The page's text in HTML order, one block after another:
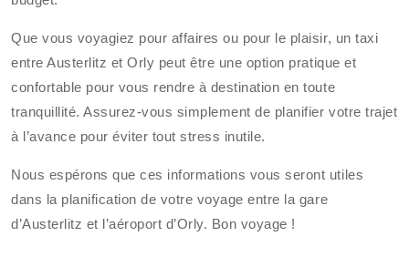
Que vous voyagiez pour affaires ou pour le plaisir, un taxi
entre Austerlitz et Orly peut être une option pratique et
confortable pour vous rendre à destination en toute
tranquillité. Assurez-vous simplement de planifier votre trajet
à l’avance pour éviter tout stress inutile.
Nous espérons que ces informations vous seront utiles
dans la planification de votre voyage entre la gare
d’Austerlitz et l’aéroport d’Orly. Bon voyage !